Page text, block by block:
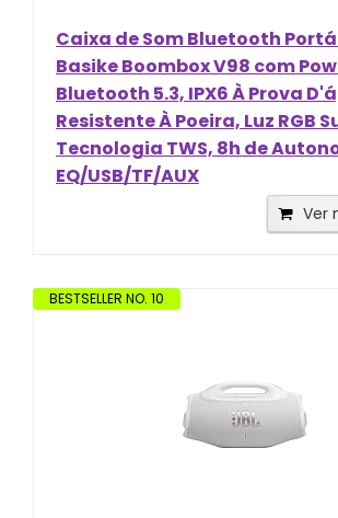
Caixa de Som Bluetooth
Basike Boombox V98 com
Bluetooth 5.3, IPX6 À Prova
Resistente À Poeira, Luz RGB
Tecnologia TWS, 8h de
EQ/USB/TF/AUX
Ver
BESTSELLER NO. 10